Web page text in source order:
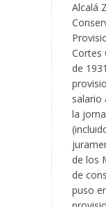
Alcalá
Cortes
de
salario
la
de los
de
puso